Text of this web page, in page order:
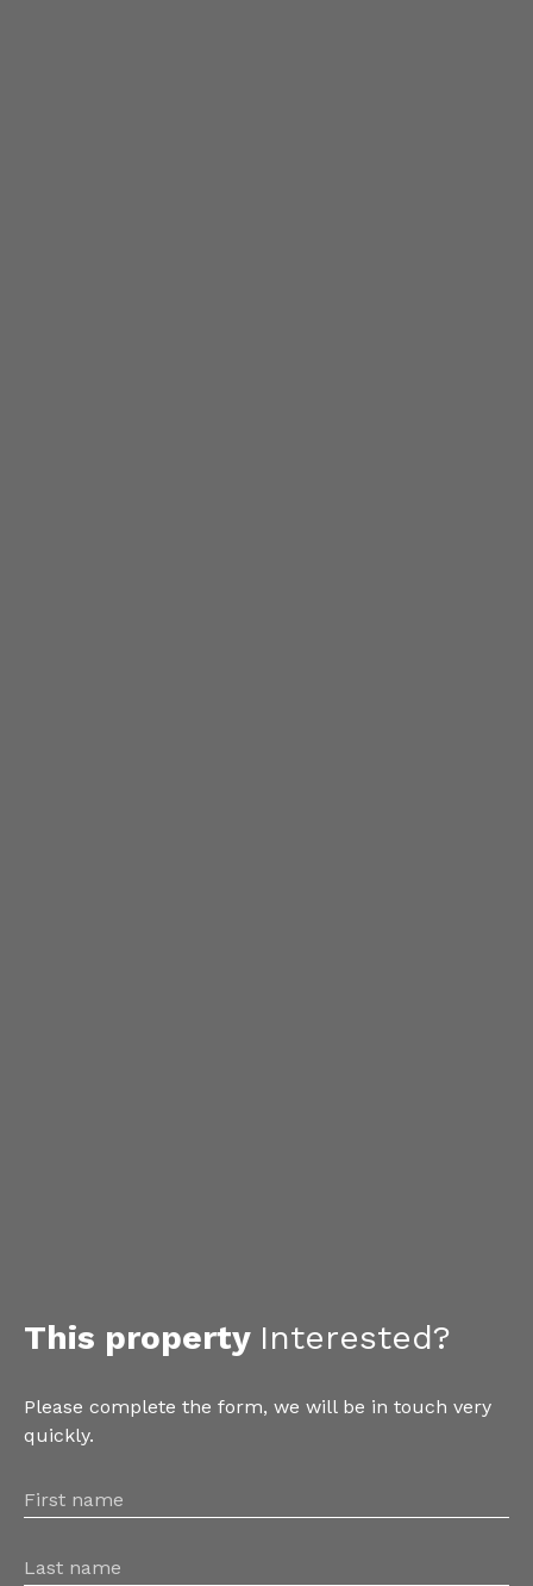
This property Interested?
Please complete the form, we will be in touch very
quickly.
First name
Last name